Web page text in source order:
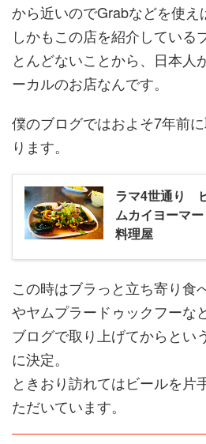
から近いのでGrabなどを使え
しかもこの店を紹介している
とんどないことから、日本人
ーカルのお店なんです。
僕のブログではおよそ7年前
ります。
ラマ4世通り
ムカイヨーマ
料理屋
この時はブラっと立ち寄り食
やヤムプラードゥックフーな
ブログで取り上げてからとい
に決定。
ときおり訪れてはビールを片
ただいています。